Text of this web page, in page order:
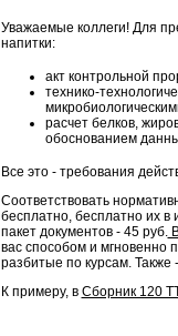
Уважаемые коллеги! Для
напитки:
акт контрольной
технико-
расчет белков,
обоснованием
Все это - требования
Соответствовать
бесплатно, бесплатно их в
пакет документов - 45 руб.
вас способом и мгновенно
разбитые по курсам. Также
К примеру, в Сборник 120